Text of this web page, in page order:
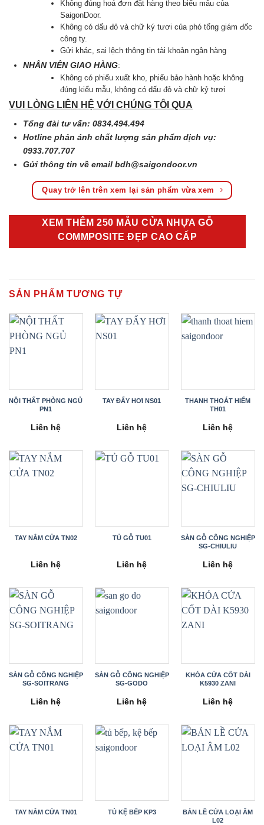
Không đúng hoá đơn đặt hàng theo biểu mẫu của
SaigonDoor.
Không có dấu đỏ và chữ ký tươi của phó tổng giám đốc
công ty.
Gửi khác, sai lệch thông tin tài khoản ngân hàng
NHÂN VIÊN GIAO HÀNG:
Không có phiếu xuất kho, phiếu bảo hành hoặc không
đúng kiểu mẫu, không có dấu đỏ và chữ kỷ tươi
VUI LÒNG LIÊN HỆ VỚI CHÚNG TÔI QUA
Tổng đài tư vấn: 0834.494.494
Hotline phản ánh chất lượng sản phẩm dịch vụ:
0933.707.707
Gửi thông tin về emailbdh@saigondoor.vn
Quay trở lên trên xem lại sản phẩm vừa xem
XEM THÊM 250 MẪU CỬA NHỰA GỖ
COMMPOSITE ĐẸP CAO CẤP
SẢN PHẨM TƯƠNG TỰ
NỘI THẤT PHÒNG NGỦ
PN1
Liên hệ
TAY ĐẨY HƠI NS01
Liên hệ
THANH THOÁT HIỂM
TH01
Liên hệ
TAY NẮM CỬA TN02
Liên hệ
TỦ GỖ TU01
Liên hệ
SÀN GỖ CÔNG NGHIỆP
SG-CHIULIU
Liên hệ
SÀN GỖ CÔNG NGHIỆP
SG-SOITRANG
Liên hệ
SÀN GỖ CÔNG NGHIỆP
SG-GODO
Liên hệ
KHÓA CỬA CỐT DÀI
K5930 ZANI
Liên hệ
TAY NẮM CỬA TN01 TỦ KỆ BẾP KP3
BẢN LỀ CỬA LOẠI ÂM
L02